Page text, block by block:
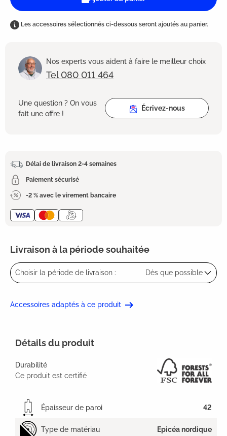
Les accessoires sélectionnés ci-dessous seront ajoutés au panier.
Nos experts vous aident à faire le meilleur choix
Tel 080 011 464
Une question ? On vous
fait une offre !
Écrivez-nous
Délai de livraison 2-4 semaines
Paiement sécurisé
-2 % avec le virement bancaire
Livraison à la période souhaitée
Choisir la période de livraison : Dès que possible
Accessoires adaptés à ce produit
Détails du produit
Durabilité
Ce produit est certifié
Épaisseur de paroi 42
Type de matériau Epicéa nordique